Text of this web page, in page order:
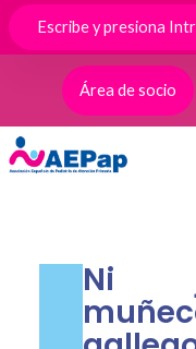
contenido
Área de socio
Ni